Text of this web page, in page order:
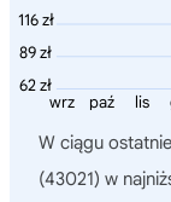
116 zł
89 zł
62 zł
lis
paź
wrz
W ciągu
(43021) w